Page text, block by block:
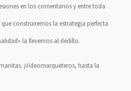
en los comentarios y entre toda
construiremos la estrategia perfecta
la llevemos al dedillo.
¡Videomarqueteros, hasta la